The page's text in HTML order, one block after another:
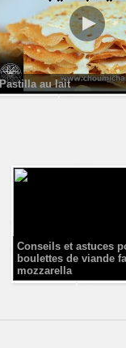
Pastilla au lait
Conseils et astuces
boulettes de viande
mozzarella